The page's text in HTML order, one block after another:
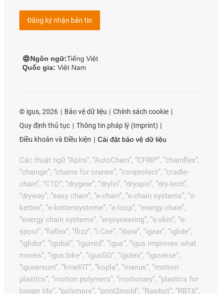
Đăng ký nhận bản tin
Ngôn ngữ:Tiếng Việt
Quốc gia: Việt Nam
© igus, 2026 Bảo vệ dữ liệu
Chính sách cookie
Quy định thủ tục
Thông tin pháp lý (Imprint)
Điều khoản và Điều kiện
Cài đặt bảo vệ dữ liệu
Các thuật ngữ “Apiro”, “AutoChain”, “CFRIP”, “chainflex”,
“chainge”, “chains for cranes”, “conprotect”, “cradle-
chain”, “CTD”, “drygear”, “drylin”, “dryspin”, “dry-tech”,
“dryway”, “easy chain”, “e-chain”, “e-chain systems”, “e-
ketten”, “e-kettensysteme”, “e-loop”, “energy chain”,
“energy chain systems”, “enjoyneering”, “e-skin”, “e-
spool”, “fixflex”, “flizz”, “i.Cee”, “ibow”, “igear”, “iglide”,
“iglidur”, “igubal”, “igumid”, “igus”, “igus improves what
moves”, “igus:bike”, “igusGO”, “igutex”, “iguverse”,
“iguversum”, “kineKIT”, “kopla”, “manus”, “motion
plastics”, “motion polymers”, “motionary”, “plastics for
longer life”, “polymore”, “print2mold”, “Rawbot”, “RBTX”,